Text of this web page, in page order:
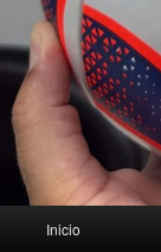
Inicio